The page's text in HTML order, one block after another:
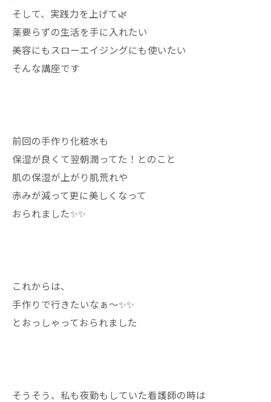
そして、実践力を上げて🌿
薬要らずの生活を手に入れたい
美容にもスローエイジングにも使いたい
そんな講座です
前回の手作り化粧水も
保湿が良くて翌朝潤ってた！とのこと
肌の保湿が上がり肌荒れや
赤みが減って更に美しくなって
おられました✨✨
これからは、
手作りで行きたいなぁ〜✨✨
とおっしゃっておられました
そうそう、私も夜勤もしていた看護師の時は